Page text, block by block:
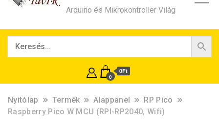
Arduino és Mikrokontroller Világ
0
0Ft
Nyitólap Termék Alappanel
RP Pico
Raspberry Pico W MCU (RPI-RP2040, Wifi)